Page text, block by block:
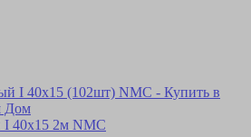
I 40х15 2м NMC